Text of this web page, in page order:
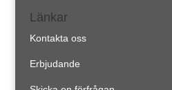
Länkar
Kontakta oss
Erbjudande